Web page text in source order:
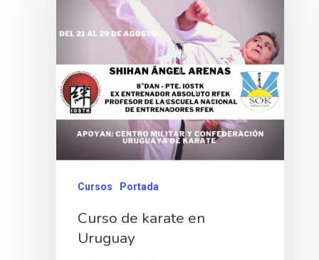
Cursos Portada
Curso de karate en
Uruguay